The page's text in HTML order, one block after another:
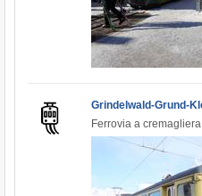
Grindelwald-Grund-
Ferrovia a cremagliera